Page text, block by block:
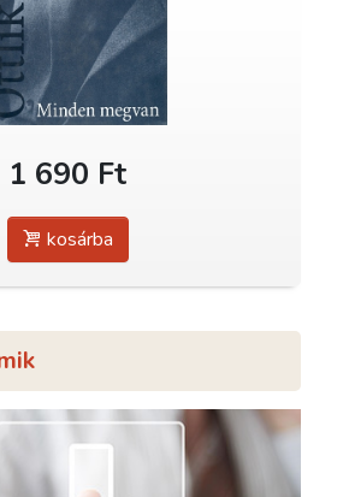
1 690 Ft
kosárba